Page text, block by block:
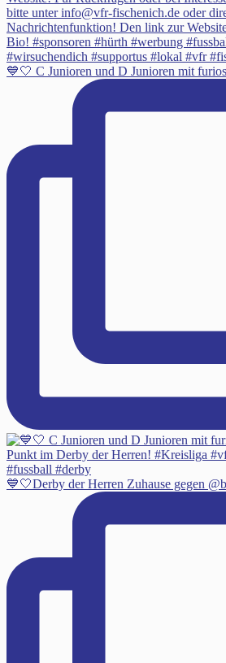
💙🤍 C Junioren und D Junioren mit
💙🤍Derby der Herren Zuhause gegen